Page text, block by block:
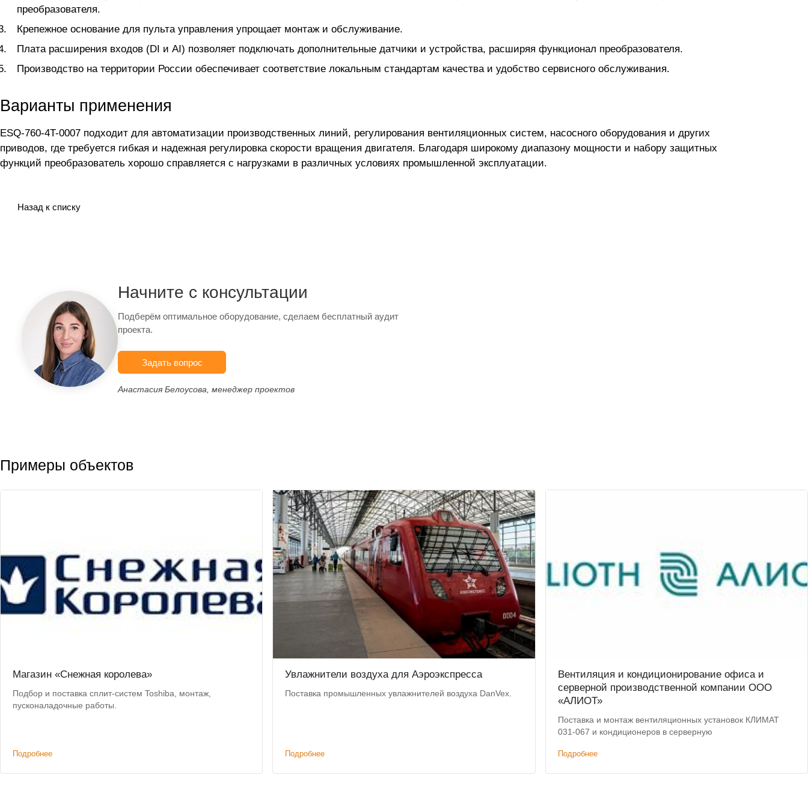
преобразователя.
Крепежное основание для пульта управления упрощает монтаж и обслуживание.
Плата расширения входов (DI и AI) позволяет подключать дополнительные датчики и устройства, расширяя функционал преобразователя.
Производство на территории России обеспечивает соответствие локальным стандартам качества и удобство сервисного обслуживания.
Варианты применения
ESQ-760-4T-0007 подходит для автоматизации производственных линий, регулирования вентиляционных систем, насосного оборудования и других
приводов, где требуется гибкая и надежная регулировка скорости вращения двигателя. Благодаря широкому диапазону мощности и набору защитных
функций преобразователь хорошо справляется с нагрузками в различных условиях промышленной эксплуатации.
Назад к списку
Начните с консультации
Подберём оптимальное оборудование, сделаем бесплатный аудит
проекта.
Задать вопрос
Анастасия Белоусова, менеджер проектов
Примеры объектов
Магазин «Снежная королева»
Подбор и поставка сплит-систем Toshiba, монтаж,
пусконаладочные работы.
Подробнее
Увлажнители воздуха для Аэроэкспресса
Поставка промышленных увлажнителей воздуха DanVex.
Подробнее
Вентиляция и кондиционирование офиса и
серверной производственной компании ООО
«АЛИОТ»
Поставка и монтаж вентиляционных установок КЛИМАТ
031-067 и кондиционеров в серверную
Подробнее